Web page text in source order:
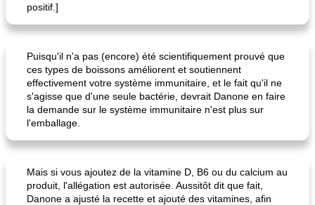
positif.]
Puisqu'il n'a pas (encore) été scientifiquement prouvé que
ces types de boissons améliorent et soutiennent
effectivement votre système immunitaire, et le fait qu'il ne
s'agisse que d'une seule bactérie, devrait Danone en faire
la demande sur le système immunitaire n'est plus sur
l'emballage.
Mais si vous ajoutez de la vitamine D, B6 ou du calcium au
produit, l'allégation est autorisée. Aussitôt dit que fait,
Danone a ajusté la recette et ajouté des vitamines, afin